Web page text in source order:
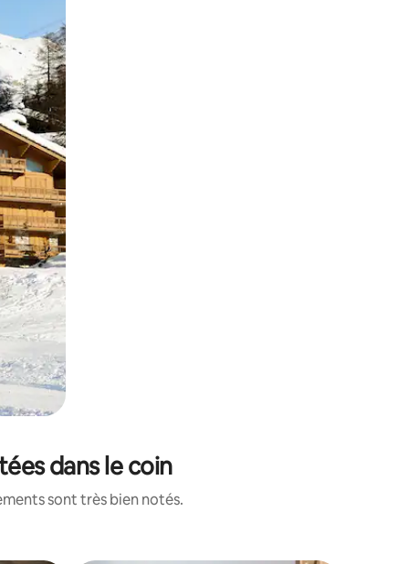
en les faisant glisser.
dans le coin
sont très bien notés.